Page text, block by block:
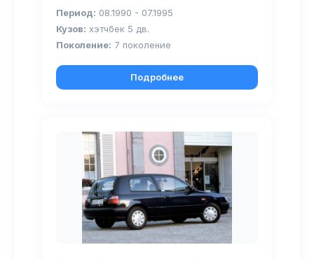
Период: 08.1990 - 07.1995
Кузов: хэтчбек 5 дв.
Поколение: 7 поколение
Подробнее